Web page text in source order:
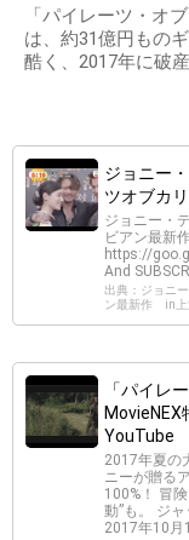
「パイレーツ・オ
は、約31億円もの
酷く、2017年に破
ジョニー
ツオブカ
ジョニー・
ビアン最新
https://
And
出典：ジョニ
ン最新作 in上
「パイレ
YouTube
2017年夏の
ニーが贈る
100%！ 冒
動”も。 ジ
2017年10月